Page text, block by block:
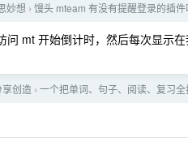
妙想 › 馒头 mteam 有没有提醒登录的插件
问 mt 开始倒计时，然后每次显示
享创造 › 一个把单词、句子、阅读、复习